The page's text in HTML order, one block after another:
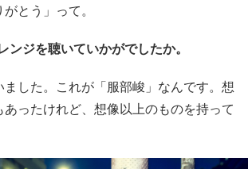
とう」って。
ジを聴いていかがでしたか。
した。これが「服部峻」なんです。想
ったけれど、想像以上のものを持って